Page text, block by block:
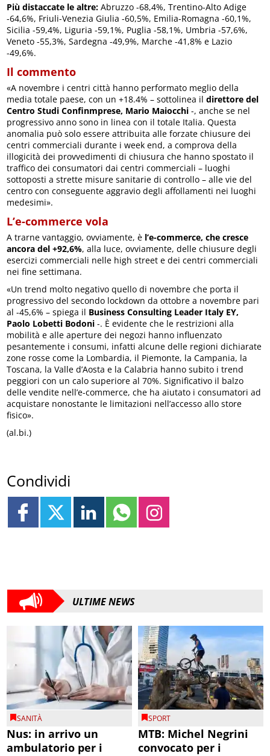
Più distaccate le altre: Abruzzo -68,4%, Trentino-Alto Adige
-64,6%, Friuli-Venezia Giulia -60,5%, Emilia-Romagna -60,1%,
Sicilia -59,4%, Liguria -59,1%, Puglia -58,1%, Umbria -57,6%,
Veneto -55,3%, Sardegna -49,9%, Marche -41,8% e Lazio
-49,6%.
Il commento
«A novembre i centri città hanno performato meglio della
media totale paese, con un +18.4% – sottolinea ildirettore del
Centro Studi Confinmprese, Mario Maiocchi -, anche se nel
progressivo anno sono in linea con il totale Italia. Questa
anomalia può solo essere attribuita alle forzate chiusure dei
centri commerciali durante i week end, a comprova della
illogicità dei provvedimenti di chiusura che hanno spostato il
traffico dei consumatori dai centri commerciali – luoghi
sottoposti a strette misure sanitarie di controllo – alle vie del
centro con conseguente aggravio degli affollamenti nei luoghi
medesimi».
L’e-commerce vola
A trarne vantaggio, ovviamente, è l’e-commerce, che cresce
ancora del +92,6%, alla luce, ovviamente, delle chiusure degli
esercizi commerciali nelle high street e dei centri commerciali
nei fine settimana.
«Un trend molto negativo quello di novembre che porta il
progressivo del secondo lockdown da ottobre a novembre pari
al -45,6% – spiega il Business Consulting Leader Italy EY,
Paolo Lobetti Bodoni -. È evidente che le restrizioni alla
mobilità e alle aperture dei negozi hanno influenzato
pesantemente i consumi, infatti alcune delle regioni dichiarate
zone rosse come la Lombardia, il Piemonte, la Campania, la
Toscana, la Valle d’Aosta e la Calabria hanno subito i trend
peggiori con un calo superiore al 70%. Significativo il balzo
delle vendite nell’e-commerce, che ha aiutato i consumatori ad
acquistare nonostante le limitazioni nell’accesso allo store
fisico».
(al.bi.)
Condividi
ULTIME NEWS
SANITÀ
Nus: in arrivo un
ambulatorio per i
SPORT
MTB: Michel Negrini
convocato per i